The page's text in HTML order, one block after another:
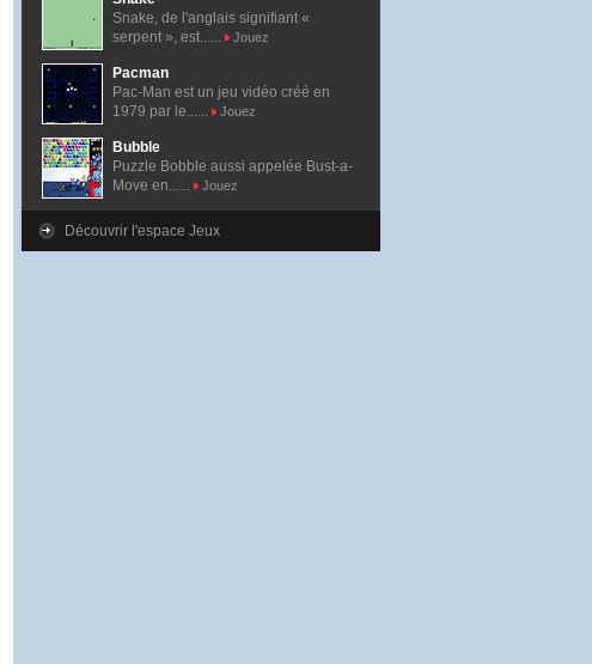
Snake, de l'anglais signifiant «
serpent », est......
Jouez
Pacman
Pac-Man est un jeu vidéo créé en
1979 par le......
Jouez
Bubble
Puzzle Bobble aussi appelée Bust-a-
Move en......
Jouez
Découvrir l'espace Jeux